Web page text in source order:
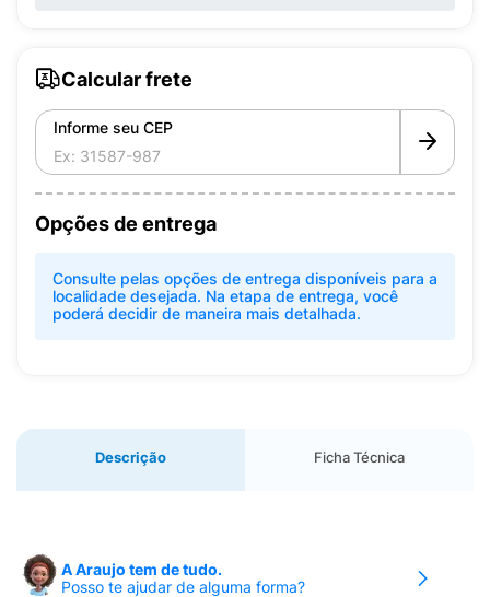
Calcular frete
Informe seu CEP
Opções de entrega
Consulte pelas opções de entrega disponíveis para a
localidade desejada. Na etapa de entrega, você
poderá decidir de maneira mais detalhada.
Descrição Ficha Técnica
A Araujo tem de tudo.
Posso te ajudar de alguma forma?